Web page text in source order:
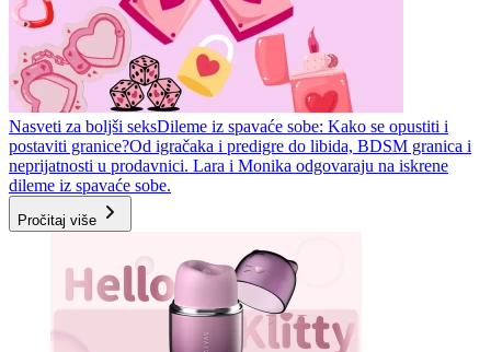
Nasveti za boljši seksDileme iz spavaće sobe: Kako se opustiti i
postaviti granice?Od igračaka i predigre do libida, BDSM granica i
neprijatnosti u prodavnici. Lara i Monika odgovaraju na iskrene
dileme iz spavaće sobe.
Pročitaj više